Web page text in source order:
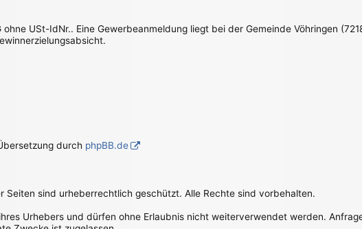
ohne USt-IdNr.. Eine Gewerbeanmeldung liegt bei der Gemeinde Vöhringen
durch phpBB.de
Seiten sind urheberrechtlich geschützt. Alle Rechte sind vorbehalten.
Urhebers und dürfen ohne Erlaubnis nicht weiterverwendet werden.